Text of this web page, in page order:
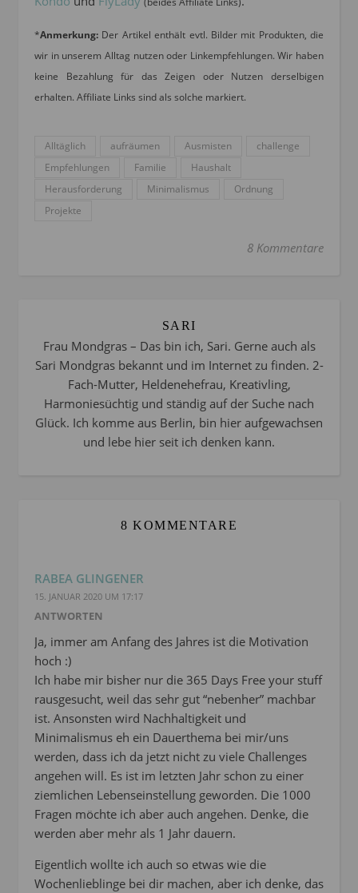
*Anmerkung: Der Artikel enthält evtl. Bilder mit Produkten, die
wir in unserem Alltag nutzen oder Linkempfehlungen. Wir haben
keine Bezahlung für das Zeigen oder Nutzen derselbigen
erhalten. Affiliate Links sind als solche markiert.
Alltäglich aufräumen Ausmisten
challenge
Empfehlungen
Familie
Haushalt
Herausforderung
Minimalismus
Ordnung
Projekte
8 Kommentare
SARI
Frau Mondgras – Das bin ich, Sari. Gerne auch als
Sari Mondgras bekannt und im Internet zu finden. 2-
Fach-Mutter, Heldenehefrau, Kreativling,
Harmoniesüchtig und ständig auf der Suche nach
Glück. Ich komme aus Berlin, bin hier aufgewachsen
und lebe hier seit ich denken kann.
8 KOMMENTARE
RABEA GLINGENER
15. JANUAR 2020 UM 17:17
ANTWORTEN
Ja, immer am Anfang des Jahres ist die Motivation
hoch :)
Ich habe mir bisher nur die 365 Days Free your stuff
rausgesucht, weil das sehr gut “nebenher” machbar
ist. Ansonsten wird Nachhaltigkeit und
Minimalismus eh ein Dauerthema bei mir/uns
werden, dass ich da jetzt nicht zu viele Challenges
angehen will. Es ist im letzten Jahr schon zu einer
ziemlichen Lebenseinstellung geworden. Die 1000
Fragen möchte ich aber auch angehen. Denke, die
werden aber mehr als 1 Jahr dauern.
Eigentlich wollte ich auch so etwas wie die
Wochenlieblinge bei dir machen, aber ich denke, das